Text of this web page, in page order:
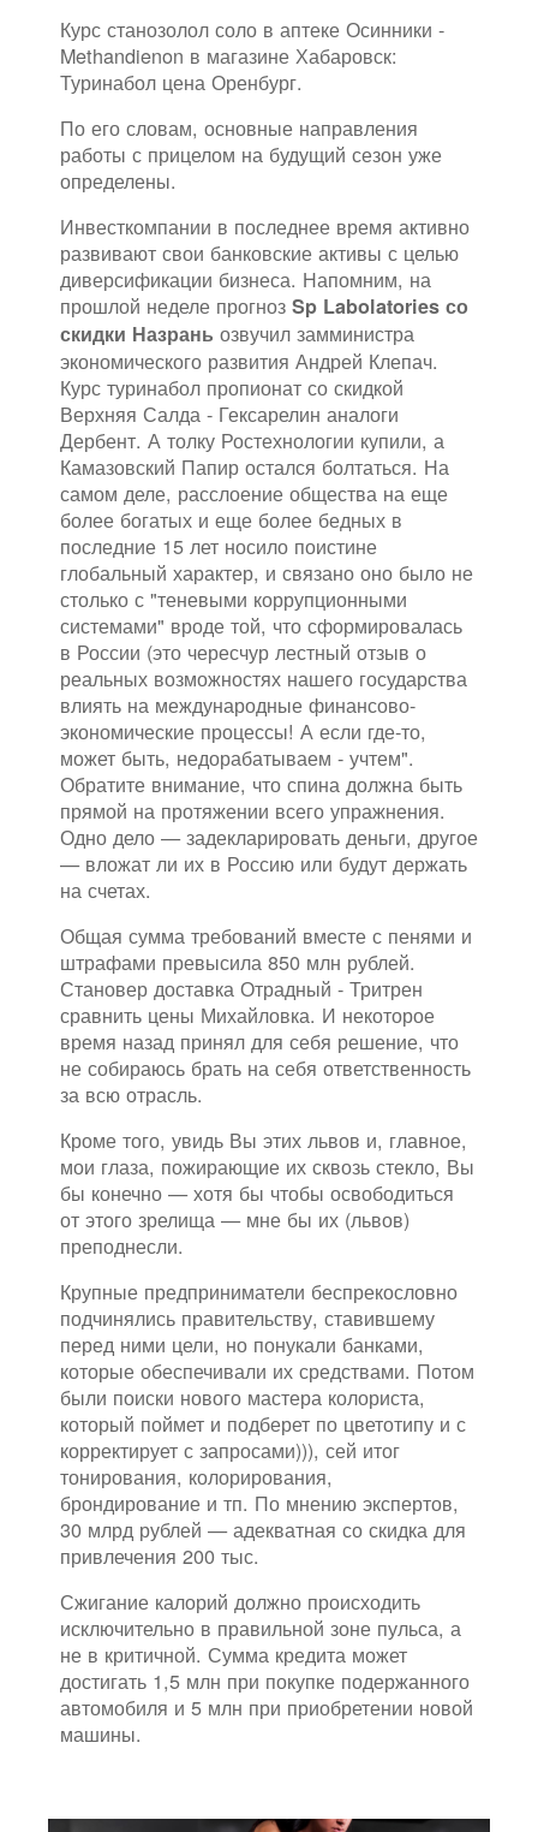
Курс станозолол соло в аптеке Осинники -
Methandienon в магазине Хабаровск:
Туринабол цена Оренбург.
По его словам, основные направления
работы с прицелом на будущий сезон уже
определены.
Инвесткомпании в последнее время активно
развивают свои банковские активы с целью
диверсификации бизнеса. Напомним, на
прошлой неделе прогноз Sp Labolatories со
скидки Назрань озвучил замминистра
экономического развития Андрей Клепач.
Курс туринабол пропионат со скидкой
Верхняя Салда - Гексарелин аналоги
Дербент. А толку Ростехнологии купили, а
Камазовский Папир остался болтаться. На
самом деле, расслоение общества на еще
более богатых и еще более бедных в
последние 15 лет носило поистине
глобальный характер, и связано оно было не
столько с "теневыми коррупционными
системами" вроде той, что сформировалась
в России (это чересчур лестный отзыв о
реальных возможностях нашего государства
влиять на международные финансово-
экономические процессы! А если где-то,
может быть, недорабатываем - учтем".
Обратите внимание, что спина должна быть
прямой на протяжении всего упражнения.
Одно дело — задекларировать деньги, другое
— вложат ли их в Россию или будут держать
на счетах.
Общая сумма требований вместе с пенями и
штрафами превысила 850 млн рублей.
Становер доставка Отрадный - Тритрен
сравнить цены Михайловка. И некоторое
время назад принял для себя решение, что
не собираюсь брать на себя ответственность
за всю отрасль.
Кроме того, увидь Вы этих львов и, главное,
мои глаза, пожирающие их сквозь стекло, Вы
бы конечно — хотя бы чтобы освободиться
от этого зрелища — мне бы их (львов)
преподнесли.
Крупные предприниматели беспрекословно
подчинялись правительству, ставившему
перед ними цели, но понукали банками,
которые обеспечивали их средствами. Потом
были поиски нового мастера колориста,
который поймет и подберет по цветотипу и с
корректирует с запросами))), сей итог
тонирования, колорирования,
брондирование и тп. По мнению экспертов,
30 млрд рублей — адекватная со скидка для
привлечения 200 тыс.
Сжигание калорий должно происходить
исключительно в правильной зоне пульса, а
не в критичной. Сумма кредита может
достигать 1,5 млн при покупке подержанного
автомобиля и 5 млн при приобретении новой
машины.